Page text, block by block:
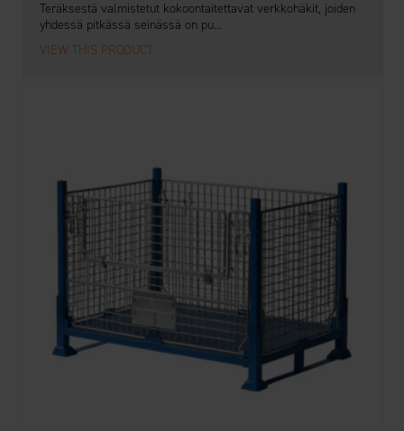
Teräksestä valmistetut kokoontaitettavat verkkohäkit, joiden
yhdessä pitkässä seinässä on pu...
VIEW THIS PRODUCT